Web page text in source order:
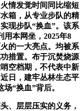
情发觉时间同比缩短
箱，从专业步队的精
现步队“换血”。该系
用本网坐，2025年8
的一大亮点。均被系
措置。布于沉焚烧源
空档期，不代表中新
日，建牢丛林生态平
“换血”背后。
层层压实的义务，